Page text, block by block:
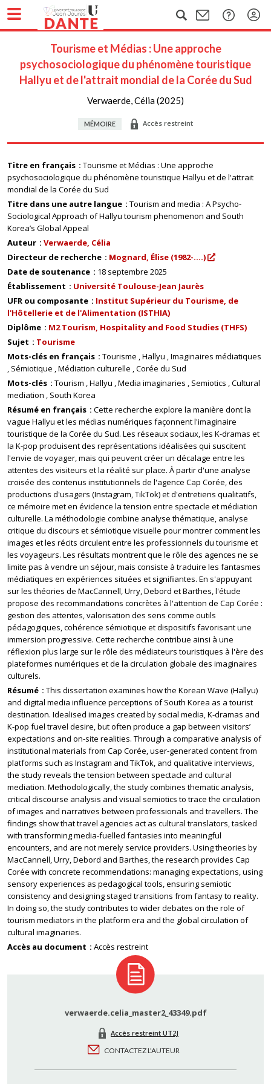
Tourisme et Médias : Une approche
psychosociologique du phénomène touristique
Hallyu et de l'attrait mondial de la Corée du Sud
Verwaerde, Célia (2025)
MÉMOIRE Accès restreint
Titre en français
Tourisme et Médias : Une approche
psychosociologique du phénomène touristique Hallyu et de l'attrait
mondial de la Corée du Sud
Titre dans une autre langue
Tourism and media : A Psycho-
Sociological Approach of Hallyu tourism phenomenon and South
Korea’s Global Appeal
Auteur
Verwaerde, Célia
Directeur de recherche
Mognard, Élise (1982-....)
Date de soutenance
18 septembre 2025
Établissement
Université Toulouse-Jean Jaurès
UFR ou composante
Institut Supérieur du Tourisme, de
l'Hôtellerie et de l'Alimentation (ISTHIA)
Diplôme
M2 Tourism, Hospitality and Food Studies (THFS)
Sujet
Tourisme
Mots-clés en français
Tourisme Hallyu Imaginaires médiatiques
Sémiotique Médiation culturelle Corée du Sud
Mots-clés
Tourism Hallyu Media imaginaries Semiotics Cultural
mediation
South Korea
Résumé en français
Cette recherche explore la manière dont la
vague Hallyu et les médias numériques façonnent l'imaginaire
touristique de la Corée du Sud. Les réseaux sociaux, les K-dramas et
la K-pop produisent des représentations idéalisées qui suscitent
l'envie de voyager, mais qui peuvent créer un décalage entre les
attentes des visiteurs et la réalité sur place. À partir d'une analyse
croisée des contenus institutionnels de l'agence Cap Corée, des
productions d'usagers (Instagram, TikTok) et d'entretiens qualitatifs,
ce mémoire met en évidence la tension entre spectacle et médiation
culturelle. La méthodologie combine analyse thématique, analyse
critique du discours et sémiotique visuelle pour montrer comment les
images et les récits circulent entre les professionnels du tourisme et
les voyageurs. Les résultats montrent que le rôle des agences ne se
limite pas à vendre un séjour, mais consiste à traduire les fantasmes
médiatiques en expériences situées et signifiantes. En s'appuyant
sur les théories de MacCannell, Urry, Debord et Barthes, l'étude
propose des recommandations concrètes à l'attention de Cap Corée :
gestion des attentes, valorisation des sens comme outils
pédagogiques, cohérence sémiotique et dispositifs favorisant une
immersion progressive. Cette recherche contribue ainsi à une
réflexion plus large sur le rôle des médiateurs touristiques à l'ère des
plateformes numériques et de la circulation globale des imaginaires
culturels.
Résumé
This dissertation examines how the Korean Wave (Hallyu)
and digital media influence perceptions of South Korea as a tourist
destination. Idealised images created by social media, K-dramas and
K-pop fuel travel desire, but often produce a gap between visitors’
expectations and on-site realities. Through a comparative analysis of
institutional materials from Cap Corée, user-generated content from
platforms such as Instagram and TikTok, and qualitative interviews,
the study reveals the tension between spectacle and cultural
mediation. Methodologically, the study combines thematic analysis,
critical discourse analysis and visual semiotics to trace the circulation
of images and narratives between professionals and travellers. The
findings show that travel agencies act as cultural translators, tasked
with transforming media-fuelled fantasies into meaningful
encounters, and are not merely service providers. Using theories by
MacCannell, Urry, Debord and Barthes, the research provides Cap
Corée with concrete recommendations: managing expectations, using
sensory experiences as pedagogical tools, ensuring semiotic
consistency and designing staged transitions from fantasy to reality.
In doing so, the study contributes to wider debates on the role of
tourism mediators in the platform era and the global circulation of
cultural imaginaries.
Accès au document
Accès restreint
verwaerde.celia_master2_43349.pdf
Accès restreint UT2J
CONTACTEZ L'AUTEUR